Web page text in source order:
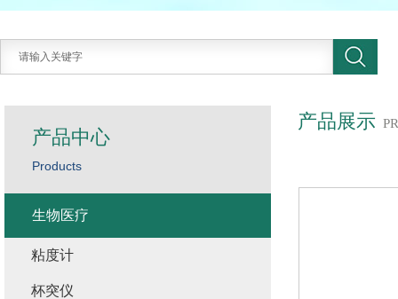
产品展示
产品中心
Products
生物医疗
粘度计
杯突仪